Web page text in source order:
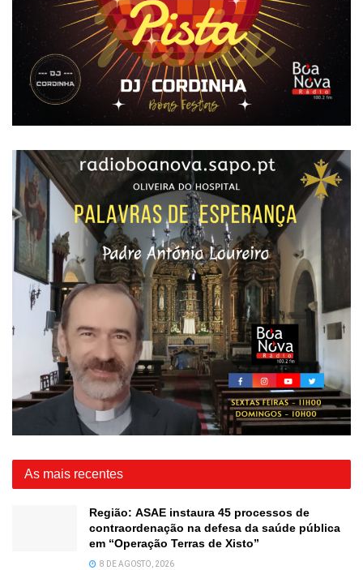
As mais recentes
Região: ASAE instaura 45 processos de
contraordenação na defesa da saúde pública
em “Operação Terras de Xisto”
8 DE AGOSTO, 2026